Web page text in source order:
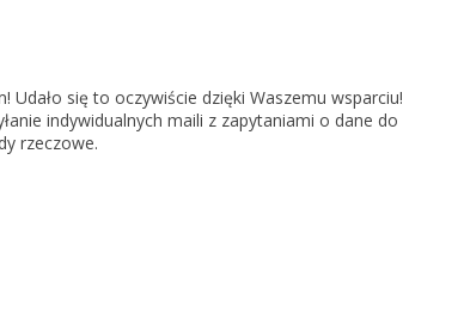
Udało się to oczywiście dzięki Waszemu wsparciu!
indywidualnych maili z zapytaniami o dane do
rzeczowe.